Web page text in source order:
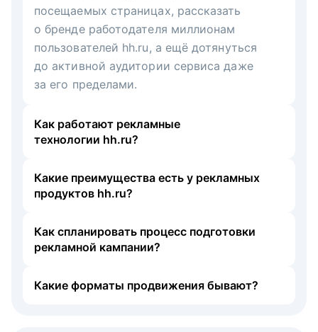
посещаемых страницах, рассказать
о бренде работодателя миллионам
пользователей hh.ru, а ещё дотянуться
до активной аудитории сервиса даже
за его пределами.
Как работают рекламные
технологии hh.ru?
Какие преимущества есть у рекламных
продуктов hh.ru?
Как спланировать процесс подготовки
рекламной кампании?
Какие форматы продвижения бывают?